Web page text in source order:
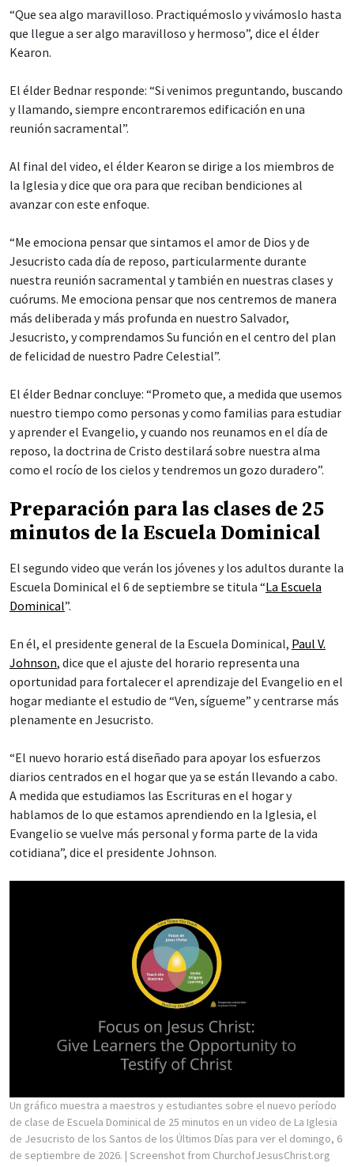
“Que sea algo maravilloso. Practiquémoslo y vivámoslo hasta
que llegue a ser algo maravilloso y hermoso”, dice el élder
Kearon.
El élder Bednar responde: “Si venimos preguntando, buscando
y llamando, siempre encontraremos edificación en una
reunión sacramental”.
Al final del video, el élder Kearon se dirige a los miembros de
la Iglesia y dice que ora para que reciban bendiciones al
avanzar con este enfoque.
“Me emociona pensar que sintamos el amor de Dios y de
Jesucristo cada día de reposo, particularmente durante
nuestra reunión sacramental y también en nuestras clases y
cuórums. Me emociona pensar que nos centremos de manera
más deliberada y más profunda en nuestro Salvador,
Jesucristo, y comprendamos Su función en el centro del plan
de felicidad de nuestro Padre Celestial”.
El élder Bednar concluye: “Prometo que, a medida que usemos
nuestro tiempo como personas y como familias para estudiar
y aprender el Evangelio, y cuando nos reunamos en el día de
reposo, la doctrina de Cristo destilará sobre nuestra alma
como el rocío de los cielos y tendremos un gozo duradero”.
Preparación para las clases de 25
minutos de la Escuela Dominical
El segundo video que verán los jóvenes y los adultos durante la
Escuela Dominical el 6 de septiembre se titula “La Escuela
Dominical”.
En él, el presidente general de la Escuela Dominical, Paul V.
Johnson, dice que el ajuste del horario representa una
oportunidad para fortalecer el aprendizaje del Evangelio en el
hogar mediante el estudio de “Ven, sígueme” y centrarse más
plenamente en Jesucristo.
“El nuevo horario está diseñado para apoyar los esfuerzos
diarios centrados en el hogar que ya se están llevando a cabo.
A medida que estudiamos las Escrituras en el hogar y
hablamos de lo que estamos aprendiendo en la Iglesia, el
Evangelio se vuelve más personal y forma parte de la vida
cotidiana”, dice el presidente Johnson.
Un gráfico muestra a maestros y estudiantes sobre el nuevo período
de clase de Escuela Dominical de 25 minutos en un video de La Iglesia
de Jesucristo de los Santos de los Últimos Días para ver el domingo, 6
de septiembre de 2026. | Screenshot from ChurchofJesusChrist.org